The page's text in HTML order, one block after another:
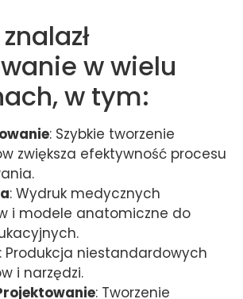
w wielu
w tym:
: Szybkie tworzenie
zwiększa efektywność procesu
: Wydruk medycznych
i modele anatomiczne do
: Produkcja niestandardowych
i narzędzi.
: Tworzenie